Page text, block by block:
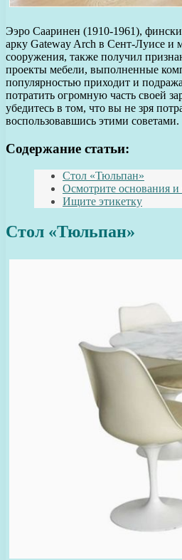
Ээро Сааринен (1910-1961),
арку Gateway Arch в Сент-Луисе и
сооружения, также получил
проекты мебели, выполненные
популярностью приходит и
потратить огромную часть своей
убедитесь в том, что вы не зря
воспользовавшись этими советами.
Содержание статьи:
Стол «Тюльпан»
Осмотрите основания
Ищите этикетку
Стол «Тюльпан»